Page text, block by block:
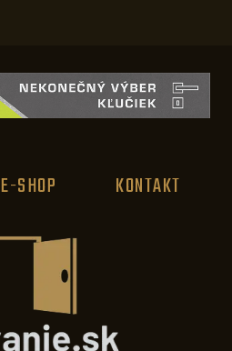
E-SHOP KONTAKT